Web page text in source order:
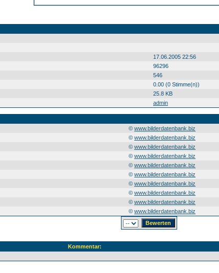
17.06.2005 22:56
96296
546
0.00 (0 Stimme(n))
25.8 KB
admin
© www.bilderdatenbank.biz
© www.bilderdatenbank.biz
© www.bilderdatenbank.biz
© www.bilderdatenbank.biz
© www.bilderdatenbank.biz
© www.bilderdatenbank.biz
© www.bilderdatenbank.biz
© www.bilderdatenbank.biz
© www.bilderdatenbank.biz
© www.bilderdatenbank.biz
Kommentar: